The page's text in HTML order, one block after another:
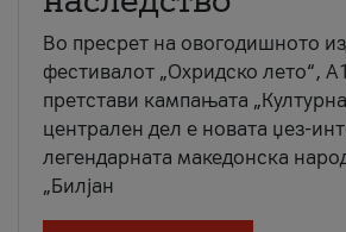
Во пресрет на овогодишното
фестивалот „Охридско лето“,
претстави кампањата
централен дел е новата џез-
легендарната македонска
„Билјан